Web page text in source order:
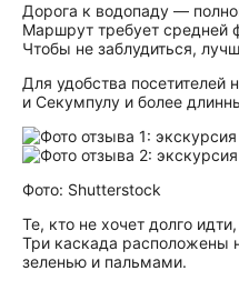
Дорога к водопаду —
Маршрут требует средней
Чтобы не заблудиться,
Для удобства
и Секумпулу и более
Фото: Shutterstock
Те, кто не хочет долго
Три каскада расположены
зеленью и пальмами.